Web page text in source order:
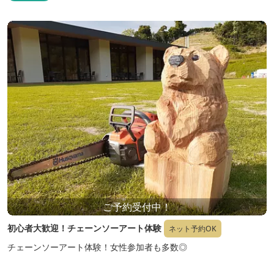
ご予約受付中！
初心者大歓迎！チェーンソーアート体験 ネット予約OK
チェーンソーアート体験！女性参加者も多数◎